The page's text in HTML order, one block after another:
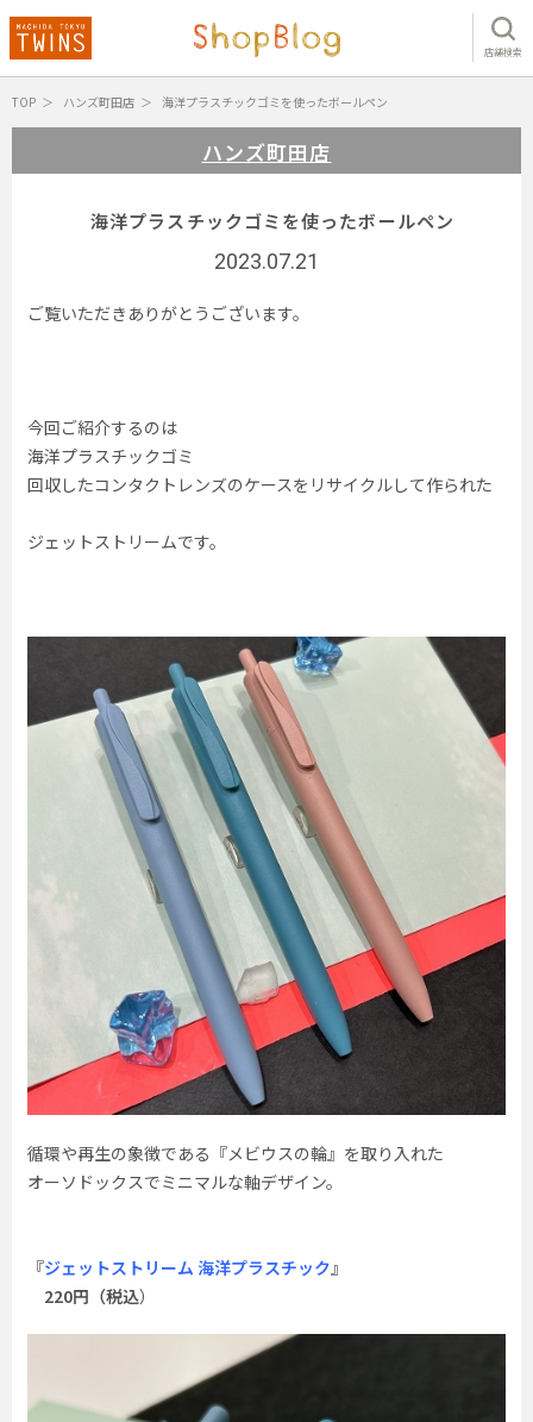
店舗検索
TOP ハンズ町田店 海洋プラスチックゴミを使ったボールペン
ハンズ町田店
海洋プラスチックゴミを使ったボールペン
2023.07.21
ご覧いただきありがとうございます。
今回ご紹介するのは
海洋プラスチックゴミ
回収したコンタクトレンズのケースをリサイクルして作られた
ジェットストリームです。
循環や再生の象徴である『メビウスの輪』を取り入れた
オーソドックスでミニマルな軸デザイン。
『ジェットストリーム 海洋プラスチック』
220円（税込）